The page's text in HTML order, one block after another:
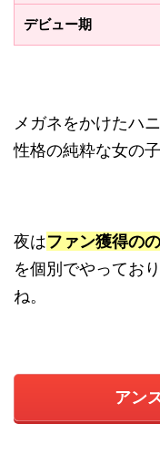
デビュー期
メガネをかけたハ
性格の純粋な女の子
夜はファン獲得の
を個別でやってお
ね。
アン